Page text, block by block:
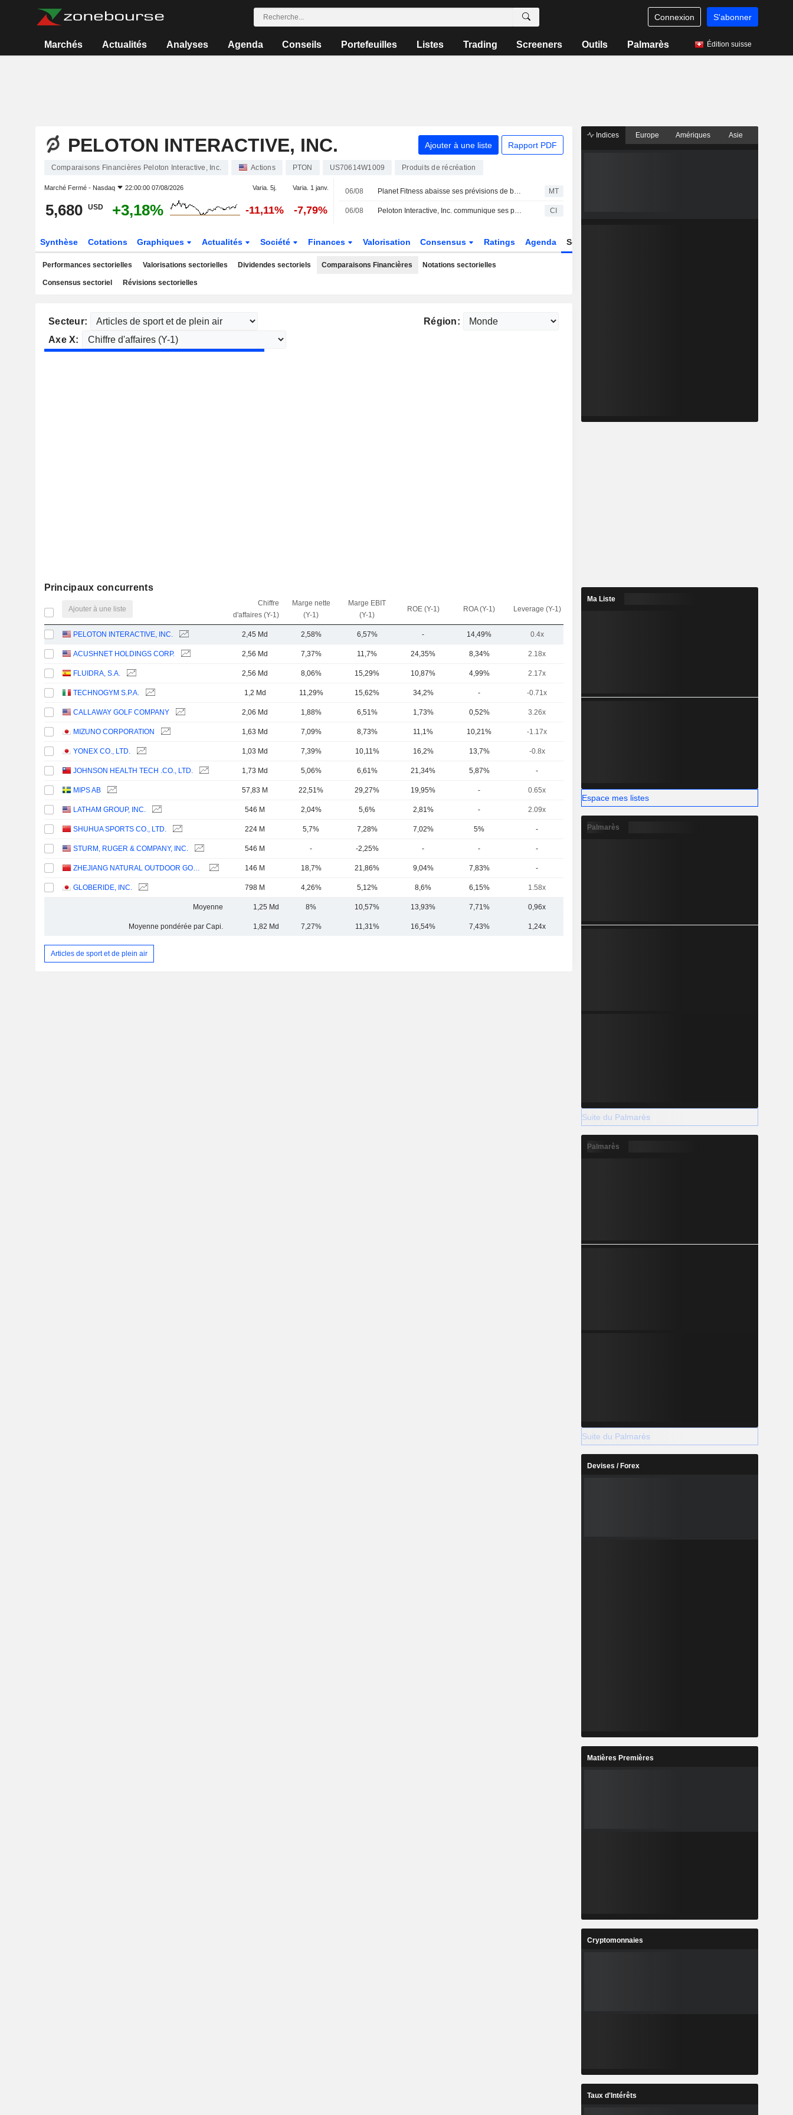
Connexion S'abonner
Marchés Actualités Analyses Agenda Conseils Portefeuilles Listes Trading Screeners Outils Palmarès Édition suisse
PELOTON INTERACTIVE, INC. Ajouter à une liste Rapport PDF
Comparaisons Financières Peloton Interactive, Inc. Actions PTON US70614W1009 Produits de récréation
Marché Fermé - Nasdaq 22:00:00 07/08/2026 Varia. 5j. Varia. 1 janv.
5,680 USD +3,18% -11,11% -7,79%
06/08 Planet Fitness abaisse ses prévisions de bénéfice ajusté ; Peloton publie des perspectives de chiffre d'affaires décevantes MT
06/08 Peloton Interactive, Inc. communique ses prévisions de résultats pour le premier trimestre et l'exercice annuel 2027 CI
Synthèse Cotations Graphiques Actualités Société Finances Valorisation Consensus Ratings Agenda Secteur
Performances sectorielles Valorisations sectorielles Dividendes sectoriels Comparaisons Financières Notations sectorielles
Consensus sectoriel Révisions sectorielles
Secteur:
Région:
Axe X:
Principaux concurrents
Ajouter à une liste
Chiffre
d'affaires (Y-1)
Marge nette
(Y-1)
Marge EBIT
(Y-1)
ROE (Y-1) ROA (Y-1) Leverage (Y-1)
PELOTON INTERACTIVE, INC. 2,45 Md 2,58% 6,57% - 14,49% 0.4x
ACUSHNET HOLDINGS CORP. 2,56 Md 7,37% 11,7% 24,35% 8,34% 2.18x
FLUIDRA, S.A. 2,56 Md 8,06% 15,29% 10,87% 4,99% 2.17x
TECHNOGYM S.P.A. 1,2 Md 11,29% 15,62% 34,2% - -0.71x
CALLAWAY GOLF COMPANY 2,06 Md 1,88% 6,51% 1,73% 0,52% 3.26x
MIZUNO CORPORATION 1,63 Md 7,09% 8,73% 11,1% 10,21% -1.17x
YONEX CO., LTD. 1,03 Md 7,39% 10,11% 16,2% 13,7% -0.8x
JOHNSON HEALTH TECH .CO., LTD. 1,73 Md 5,06% 6,61% 21,34% 5,87% -
MIPS AB 57,83 M 22,51% 29,27% 19,95% - 0.65x
LATHAM GROUP, INC. 546 M 2,04% 5,6% 2,81% - 2.09x
SHUHUA SPORTS CO., LTD. 224 M 5,7% 7,28% 7,02% 5% -
STURM, RUGER & COMPANY, INC. 546 M - -2,25% - - -
ZHEJIANG NATURAL OUTDOOR GOODS INC. 146 M 18,7% 21,86% 9,04% 7,83% -
GLOBERIDE, INC. 798 M 4,26% 5,12% 8,6% 6,15% 1.58x
Moyenne 1,25 Md 8% 10,57% 13,93% 7,71% 0,96x
Moyenne pondérée par Capi. 1,82 Md 7,27% 11,31% 16,54% 7,43% 1,24x
Articles de sport et de plein air
Indices Europe Amériques Asie
Ma Liste
Espace mes listes
Palmarès
Suite du Palmarès
Palmarès
Suite du Palmarès
Devises / Forex
Matières Premières
Cryptomonnaies
Taux d'Intérêts